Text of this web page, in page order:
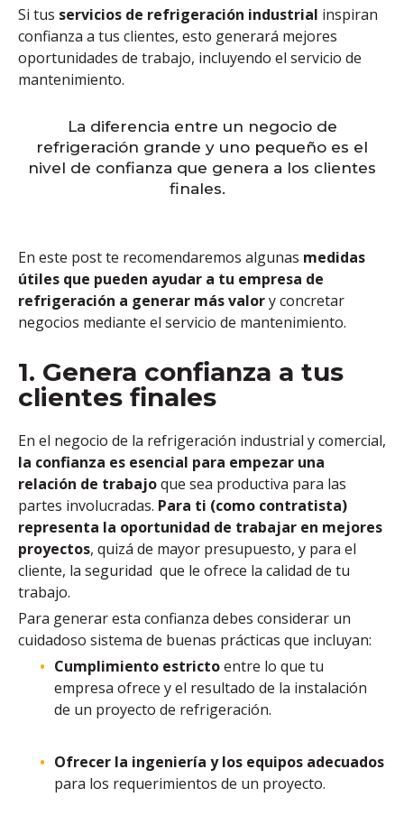
Si tus servicios de refrigeración industrial inspiran
confianza a tus clientes, esto generará mejores
oportunidades de trabajo, incluyendo el servicio de
mantenimiento.
La diferencia entre un negocio de
refrigeración grande y uno pequeño es el
nivel de confianza que genera a los clientes
finales.
En este post te recomendaremos algunas medidas
útiles que pueden ayudar a tu empresa de
refrigeración a generar más valory concretar
negocios mediante el servicio de mantenimiento.
1. Genera confianza a tus
clientes finales
En el negocio de la refrigeración industrial y comercial,
la confianza es esencial para empezar una
relación de trabajoque sea productiva para las
partes involucradas. Para ti (como contratista)
representa la oportunidad de trabajar en mejores
proyectos, quizá de mayor presupuesto, y para el
cliente, la seguridad que le ofrece la calidad de tu
trabajo.
Para generar esta confianza debes considerar un
cuidadoso sistema de buenas prácticas que incluyan:
Cumplimiento estrictoentre lo que tu
empresa ofrece y el resultado de la instalación
de un proyecto de refrigeración.
Ofrecer la ingeniería y los equipos adecuados
para los requerimientos de un proyecto.